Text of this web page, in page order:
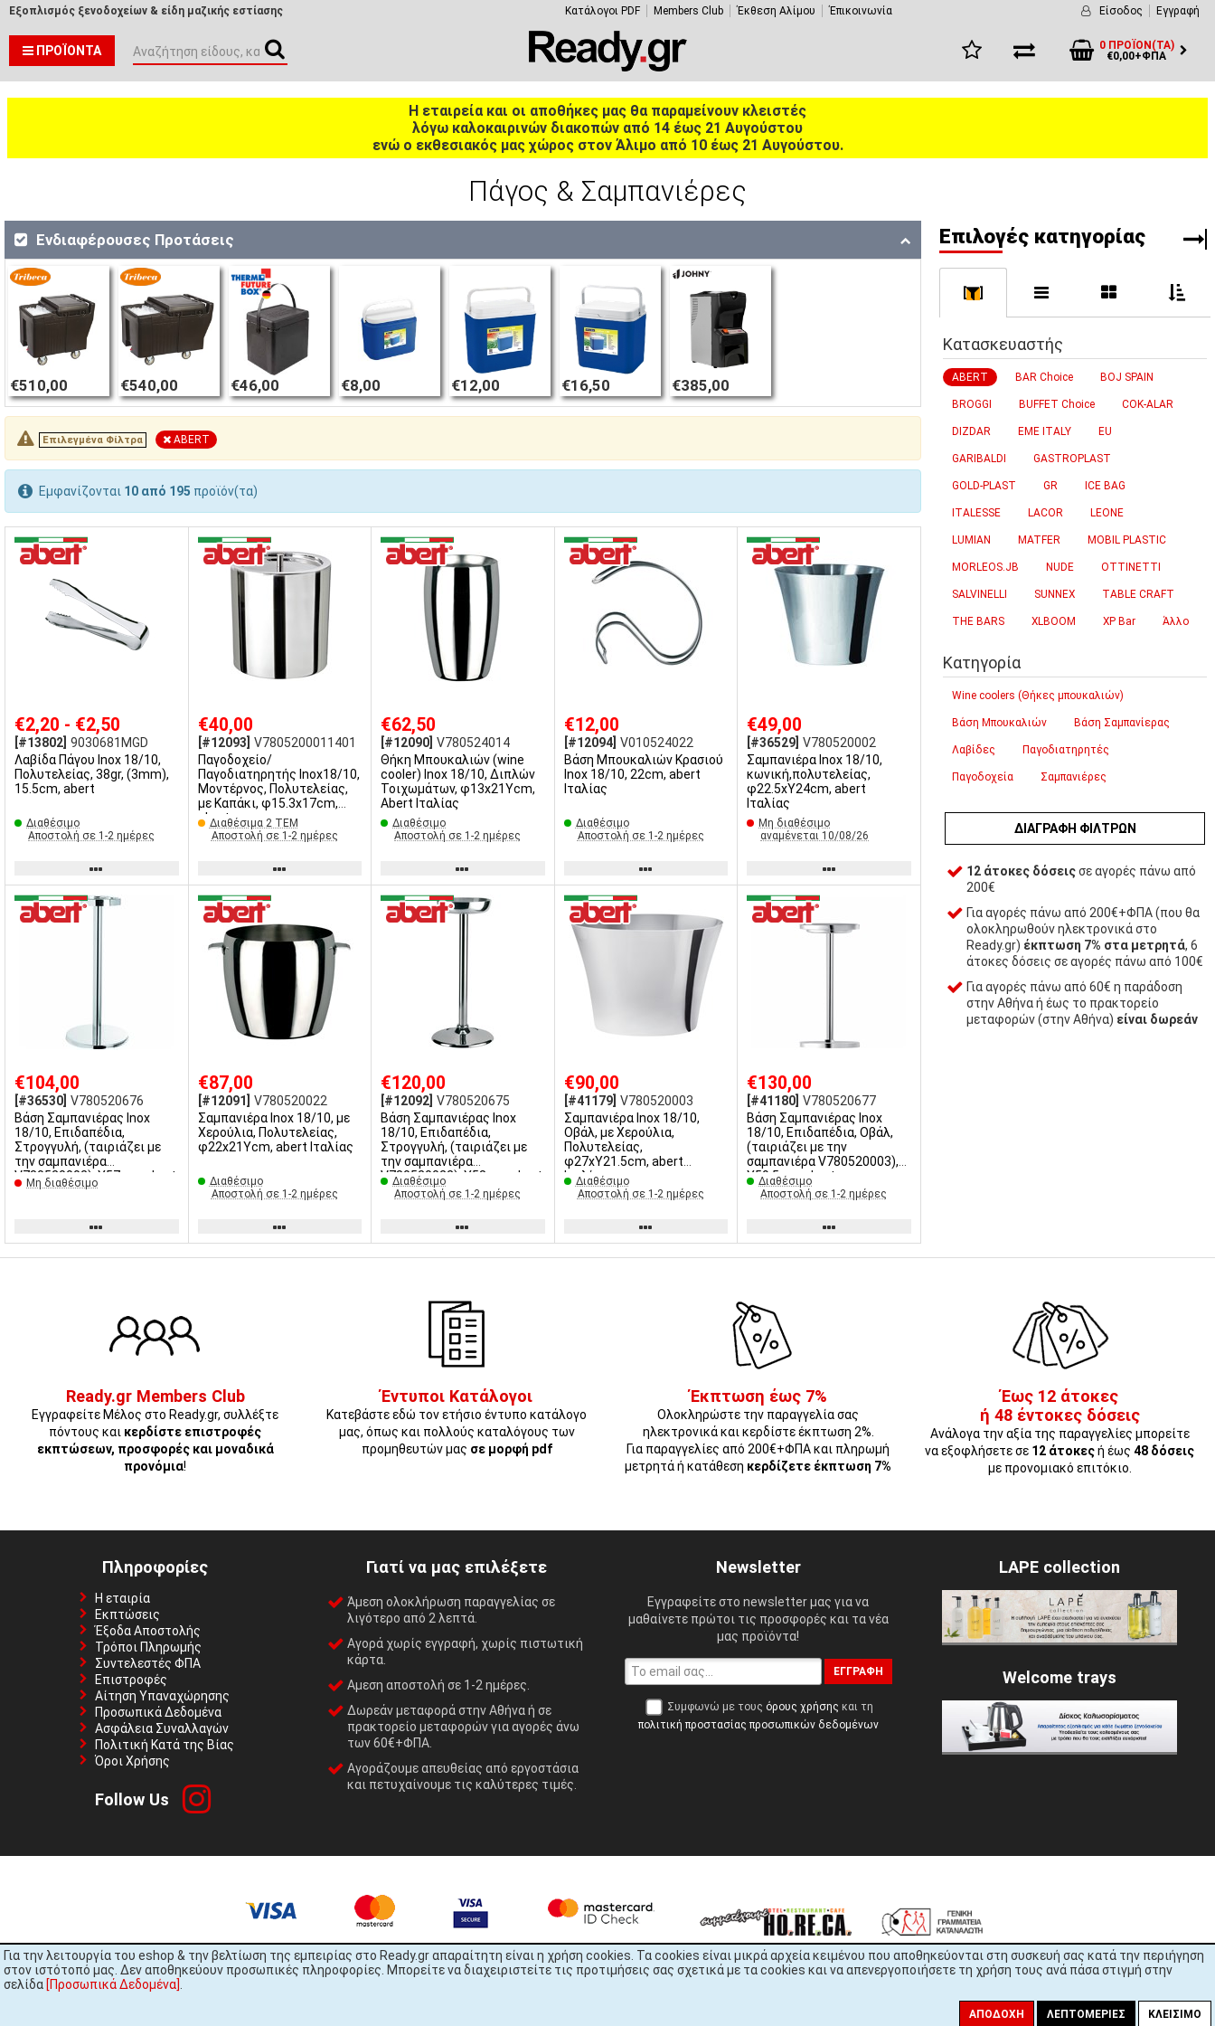
Για την λειτουργία του eshop & την βελτίωση της εμπειρίας στο Ready.gr απαραίτητη είναι η χρήση cookies. Τα cookies είναι μικρά αρχεία κειμένου που αποθηκεύονται στη συσκευή σας κατά την περιήγηση
στον ιστότοπό μας. Δεν αποθηκεύουν προσωπικές πληροφορίες. Μπορείτε να διαχειριστείτε τις προτιμήσεις σας σχετικά με τα cookies και να απενεργοποιήσετε τη χρήση τους ανά πάσα στιγμή στην
σελίδα [Προσωπικά Δεδομένα]
ΑΠΟΔΟΧΉ ΛΕΠΤΟΜΈΡΙΕΣ ΚΛΕΊΣΙΜΟ
Εξοπλισμός ξενοδοχείων & είδη μαζικής εστίασης Κατάλογοι PDF Members Club Έκθεση Αλίμου Έπικοινωνία Είσοδος Εγγραφή
ΠΡΟΪΌΝΤΑ
0 ΠΡΟΪΌΝ(ΤΑ)
€0,00+ΦΠΑ
Η εταιρεία και οι αποθήκες μας θα παραμείνουν κλειστές
λόγω καλοκαιρινών διακοπών από 14 έως 21 Αυγούστου
ενώ ο εκθεσιακός μας χώρος στον Άλιμο από 10 έως 21 Αυγούστου.
Πάγος & Σαμπανιέρες
Ενδιαφέρουσες Προτάσεις
€510,00 €540,00 €46,00 €8,00 €12,00 €16,50 €385,00
Επιλεγμένα Φίλτρα ABERT
Εμφανίζονται 10 από 195 προϊόν(τα)
€2,20 - €2,50
[#13802] 9030681MGD
Λαβίδα Πάγου Inox 18/10,
Πολυτελείας, 38gr, (3mm),
15.5cm, abert
Διαθέσιμο
Αποστολή σε 1-2 ημέρες
€40,00
[#12093] V7805200011401
Παγοδοχείο/
Παγοδιατηρητής Inox18/10,
Μοντέρνος, Πολυτελείας,
με Καπάκι, φ15.3x17cm,
abert
Διαθέσιμα 2 ΤΕΜ
Αποστολή σε 1-2 ημέρες
€62,50
[#12090] V780524014
Θήκη Μπουκαλιών (wine
cooler) Inox 18/10, Διπλών
Τοιχωμάτων, φ13x21Υcm,
Abert Ιταλίας
Διαθέσιμο
Αποστολή σε 1-2 ημέρες
€12,00
[#12094] V010524022
Βάση Μπουκαλιών Κρασιού
Inox 18/10, 22cm, abert
Ιταλίας
Διαθέσιμο
Αποστολή σε 1-2 ημέρες
€49,00
[#36529] V780520002
Σαμπανιέρα Inox 18/10,
κωνική,πολυτελείας,
φ22.5xΥ24cm, abert
Ιταλίας
Μη διαθέσιμο
αναμένεται 10/08/26
€104,00
[#36530] V780520676
Βάση Σαμπανιέρας Inox
18/10, Επιδαπέδια,
Στρογγυλή, (ταιριάζει με
την σαμπανιέρα
V780520002), Υ57cm, abert
Μη διαθέσιμο
€87,00
[#12091]
V780520022
Σαμπανιέρα Inox 18/10, με
Χερούλια, Πολυτελείας,
φ22x21Υcm, abert Ιταλίας
Διαθέσιμο
Αποστολή σε 1-2 ημέρες
€120,00
[#12092] V780520675
Βάση Σαμπανιέρας Inox
18/10, Επιδαπέδια,
Στρογγυλή, (ταιριάζει με
την σαμπανιέρα
V780520022), Υ58cm, abert
Διαθέσιμο
Αποστολή σε 1-2 ημέρες
€90,00
[#41179] V780520003
Σαμπανιέρα Inox 18/10,
Οβάλ, με Χερούλια,
Πολυτελείας,
φ27xΥ21.5cm, abert
Ιταλίας
Διαθέσιμο
Αποστολή σε 1-2 ημέρες
€130,00
[#41180] V780520677
Βάση Σαμπανιέρας Inox
18/10, Επιδαπέδια, Οβάλ,
(ταιριάζει με την
σαμπανιέρα V780520003),
Υ59.5cm, abert
Διαθέσιμο
Αποστολή σε 1-2 ημέρες
Eπιλογές κατηγορίας
[
Κατασκευαστής
ABERT BAR Choice BOJ SPAIN
BROGGI BUFFET Choice COK-ALAR
DIZDAR EME ITALY EU
GARIBALDI GASTROPLAST
GOLD-PLAST GR ICE BAG
ITALESSE LACOR LEONE
LUMIAN MATFER MOBIL PLASTIC
MORLEOS.JB NUDE OTTINETTI
SALVINELLI SUNNEX TABLE CRAFT
THE BARS XLBOOM XP Bar Άλλο
Κατηγορία
Wine coolers (Θήκες μπουκαλιών)
Βάση Μπουκαλιών Βάση Σαμπανίερας
Λαβίδες Παγοδιατηρητές
Παγοδοχεία Σαμπανιέρες
ΔΙΑΓΡΑΦΉ ΦΊΛΤΡΩΝ
12 άτοκες δόσειςσε αγορές πάνω από
200€
Για αγορές πάνω από 200€+ΦΠΑ (που θα
ολοκληρωθούν ηλεκτρονικά στο
Ready.gr) έκπτωση 7% στα μετρητά, 6
άτοκες δόσεις σε αγορές πάνω από 100€
Για αγορές πάνω από 60€ η παράδοση
στην Αθήνα ή έως το πρακτορείο
μεταφορών (στην Αθήνα) είναι δωρεάν
Ready.gr Members Club
Εγγραφείτε Μέλος στο Ready.gr, συλλέξτε
πόντους και κερδίστε επιστροφές
εκπτώσεων, προσφορές και μοναδικά
προνόμια!
Έντυποι Κατάλογοι
Κατεβάστε εδώ τον ετήσιο έντυπο κατάλογο
μας, όπως και πολλούς καταλόγους των
προμηθευτών μας σε μορφή pdf
Έκπτωση έως 7%
Ολοκληρώστε την παραγγελία σας
ηλεκτρονικά και κερδίστε έκπτωση 2%.
Για παραγγελίες από 200€+ΦΠΑ και πληρωμή
μετρητά ή κατάθεση κερδίζετε έκπτωση 7%
Έως 12 άτοκες
ή 48 έντοκες δόσεις
Ανάλογα την αξία της παραγγελίες μπορείτε
να εξοφλήσετε σε 12 άτοκεςή έως48 δόσεις
με προνομιακό επιτόκιο.
Πληροφορίες
Η εταιρία
Εκπτώσεις
Έξοδα Αποστολής
Τρόποι Πληρωμής
Συντελεστές ΦΠΑ
Επιστροφές
Αίτηση Υπαναχώρησης
Προσωπικά Δεδομένα
Ασφάλεια Συναλλαγών
Πολιτική Κατά της Βίας
Όροι Χρήσης
Follow Us
Γιατί να μας επιλέξετε
Άμεση ολοκλήρωση παραγγελίας σε
λιγότερο από 2 λεπτά.
Αγορά χωρίς εγγραφή, χωρίς πιστωτική
κάρτα.
Αμεση αποστολή σε 1-2 ημέρες.
Δωρεάν μεταφορά στην Αθήνα ή σε
πρακτορείο μεταφορών για αγορές άνω
των 60€+ΦΠΑ.
Αγοράζουμε απευθείας από εργοστάσια
και πετυχαίνουμε τις καλύτερες τιμές.
Newsletter
Εγγραφείτε στο newsletter μας για να
μαθαίνετε πρώτοι τις προσφορές και τα νέα
μας προϊόντα!
ΕΓΓΡΑΦΉ
Συμφωνώ με τους όρους χρήσης και τη
πολιτική προστασίας προσωπικών δεδομένων
LAPE collection
Welcome trays